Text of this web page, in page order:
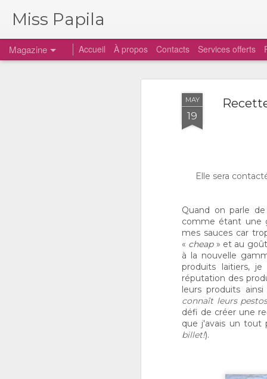
MAY
19
Elle sera
Quand on parle
comme étant une
mes sauces car
« cheap» et au goût
à la nouvelle
produits laitiers,
réputation des
leurs produits
connaît leurs
défi de créer une
que j'avais un tout
billet!).
Miss Papila
Magazine Accueil À propos Contacts Services offerts